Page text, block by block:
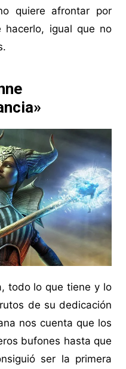
quiere afrontar por
igual que no
todo lo que tiene y lo
de su dedicación
nos cuenta que los
bufones hasta que
ser la primera